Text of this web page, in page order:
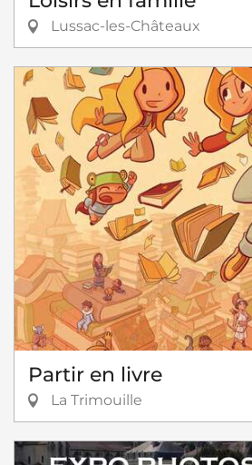
Lussac-les-Châteaux
Partir en livre
La Trimouille